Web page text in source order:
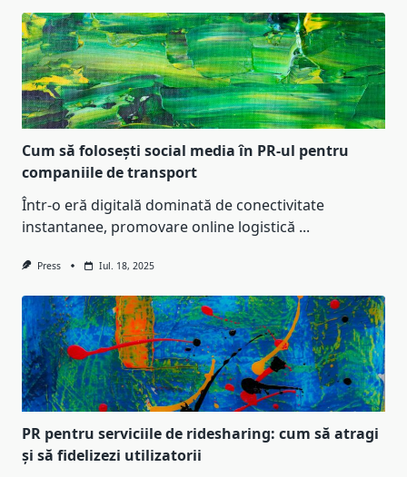
Cum să folosești social media în PR-ul pentru
companiile de transport
Într-o eră digitală dominată de conectivitate
instantanee, promovare online logistică ...
Press Iul. 18, 2025
PR pentru serviciile de ridesharing: cum să atragi
și să fidelizezi utilizatorii